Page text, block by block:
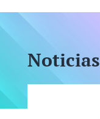
Noticias